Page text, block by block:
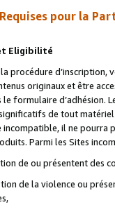
pour la
Eligibilité
procédure
originaux et être
le formulaire d’adhésion.
de tout matériel
il ne pourra
Parmi les Sites
de ou présentent des
de la violence ou